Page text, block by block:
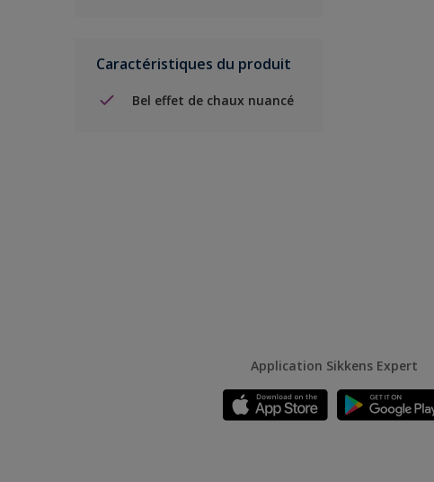
Caractéristiques du produit
Bel effet de chaux nuancé
Application Sikkens Expert